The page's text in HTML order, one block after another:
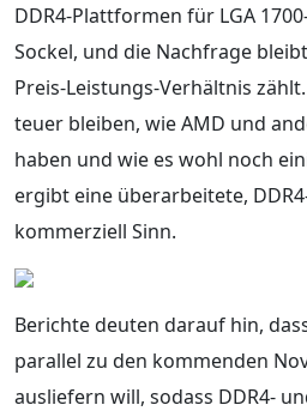
DDR4-Plattformen für LGA
Sockel, und die Nachfrage
Preis-Leistungs-Verhältnis
teuer bleiben, wie AMD und
haben und wie es wohl noch
ergibt eine überarbeitete,
kommerziell Sinn.
Berichte deuten darauf hin,
parallel zu den kommenden
ausliefern will, sodass DDR4-